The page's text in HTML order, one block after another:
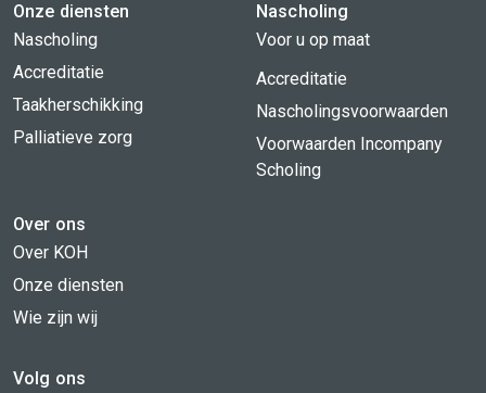
Onze diensten
Nascholing
Accreditatie
Taakherschikking
Palliatieve zorg
Nascholing
Voor u op maat
Accreditatie
Nascholingsvoorwaarden
Voorwaarden Incompany
Scholing
Over ons
Over KOH
Onze diensten
Wie zijn wij
Volg ons